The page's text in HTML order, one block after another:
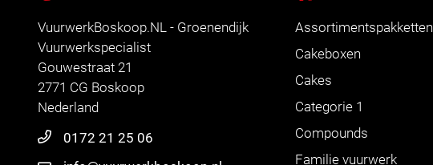
VuurwerkBoskoop.NL - Groenendijk
Vuurwerkspecialist
Gouwestraat 21
2771 CG Boskoop
Nederland
0172 21 25 06
Assortimentspakketten
Cakeboxen
Cakes
Categorie 1
Compounds
Familie vuurwerk